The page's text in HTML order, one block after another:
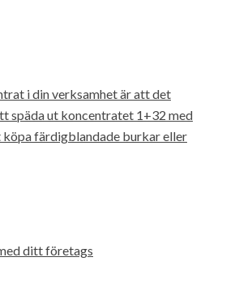
i din verksamhet är att det
späda ut koncentratet 1+32 med
färdigblandade burkar eller
ditt företags